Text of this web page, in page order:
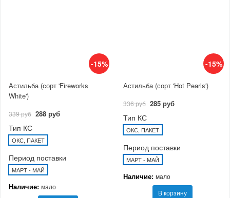
-15%
Астильба (сорт 'Fireworks
White')
339 руб 288 руб
Тип КС
ОКС, ПАКЕТ
Период поставки
МАРТ - МАЙ
Наличие: мало
-15%
Астильба (сорт 'Hot Pearls')
336 руб 285 руб
Тип КС
ОКС, ПАКЕТ
Период поставки
МАРТ - МАЙ
Наличие: мало
В корзину